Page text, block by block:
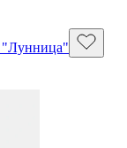
"Лунница"